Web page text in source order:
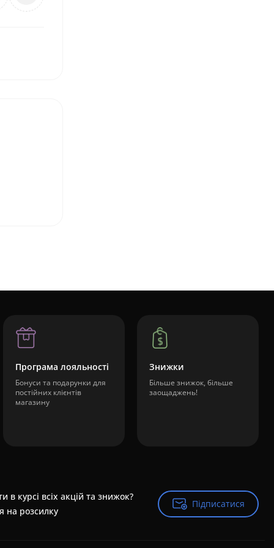
Програма лояльності
Бонуси та подарунки для
постійних клієнтів
магазину
Знижки
Більше знижок, більше
заощаджень!
в курсі всіх акцій та знижок?
на розсилку
Підписатися
Підписатися